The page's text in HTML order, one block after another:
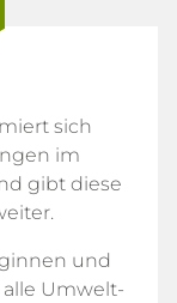
sich
im
gibt diese
und
alle Umwelt-